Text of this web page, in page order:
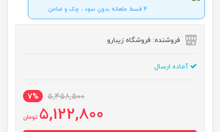
4 قسط ماهانه بدون سود ، چک و ضامن .
فروشنده: فروشگاه زیبارو
آماده ارسال
5,458,500
7%
5,122,800 تومان